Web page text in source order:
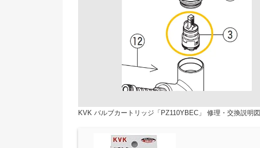
KVK バルブカートリッジ「PZ110YBEC」 修理・交換説明図